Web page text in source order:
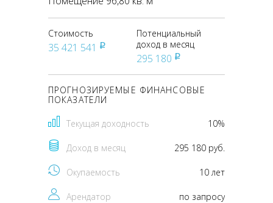
Стоимость
35 421 541 pуб
Потенциальный
доход в месяц
295 180 pуб
ПРОГНОЗИРУЕМЫЕ ФИНАНСОВЫЕ
ПОКАЗАТЕЛИ
Текущая доходность 10%
Доход в месяц 295 180 руб.
Окупаемость 10 лет
Арендатор по запросу